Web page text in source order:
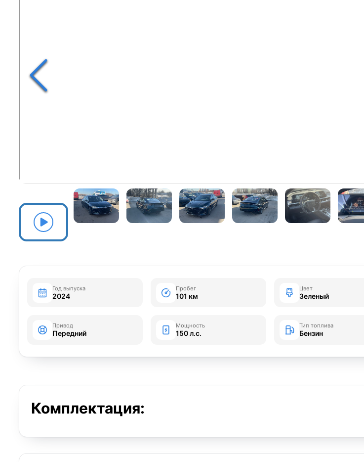
Год выпуска
2024
Пробег
101 км
Цвет
Зеленый
Привод
Передний
Мощность
150 л.с.
Тип топлива
Бензин
Комплектация: